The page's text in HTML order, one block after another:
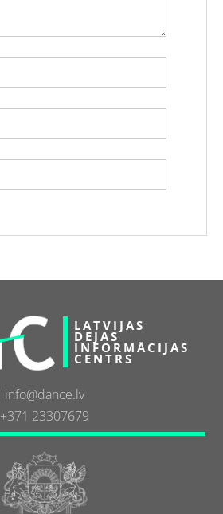
LATVIJAS
DEJAS
INFORMĀCIJAS
CENTRS
info@dance.lv
+371 23307679